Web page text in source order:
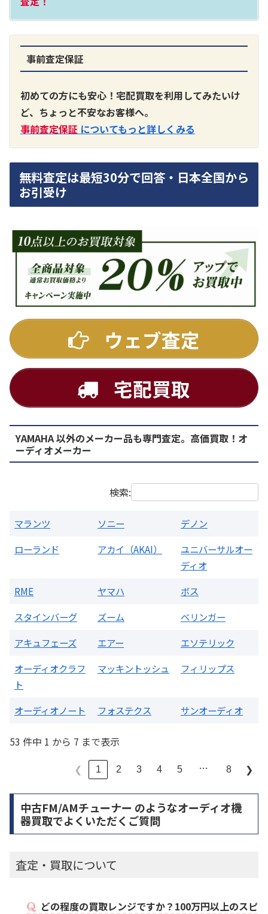
A3300 真空管プリアンプ
買取価格：お問合せください
SONY
DA7000ES アンプ
買取価格：お問合せください
DENON
PMA-1500AE プリメインアンプ
買取価格：お問合せください
事前査定保証
初めての方にも安心！宅配買取を利用してみたいけ
ど、ちょっと不安なお客様へ。
事前査定保証 についてもっと詳しくみる
無料査定は最短30分で回答・日本全国から
お引受け
ウェブ査定
宅配買取
YAMAHA 以外のメーカー品も専門査定。高価買取！オ
ーディオメーカー
検索:
マランツ ソニー
デノン
ローランド
アカイ（AKAI）
ユニバーサルオー
ディオ
RME
ヤマハ
ボス
スタインバーグ
ズーム
ベリンガー
アキュフェーズ
エアー
エソテリック
オーディオクラフ
ト
マッキントッシュ フィリップス
オーディオノート フォステクス サンオーディオ
53 件中 1 から 7 まで表示
❮ 1 2 3 4 5 … 8 ❯
中古FM/AMチューナー のようなオーディオ機
器買取でよくいただくご質問
査定・買取について
どの程度の買取レンジですか？100万円以上のスピ